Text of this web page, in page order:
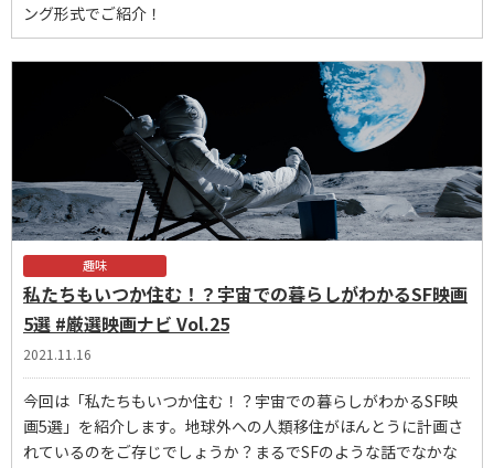
ング形式でご紹介！
趣味
私たちもいつか住む！？宇宙での暮らしがわかるSF映画
5選 #厳選映画ナビ Vol.25
2021.11.16
今回は「私たちもいつか住む！？宇宙での暮らしがわかるSF映
画5選」を紹介します。地球外への人類移住がほんとうに計画さ
れているのをご存じでしょうか？まるでSFのような話でなかな